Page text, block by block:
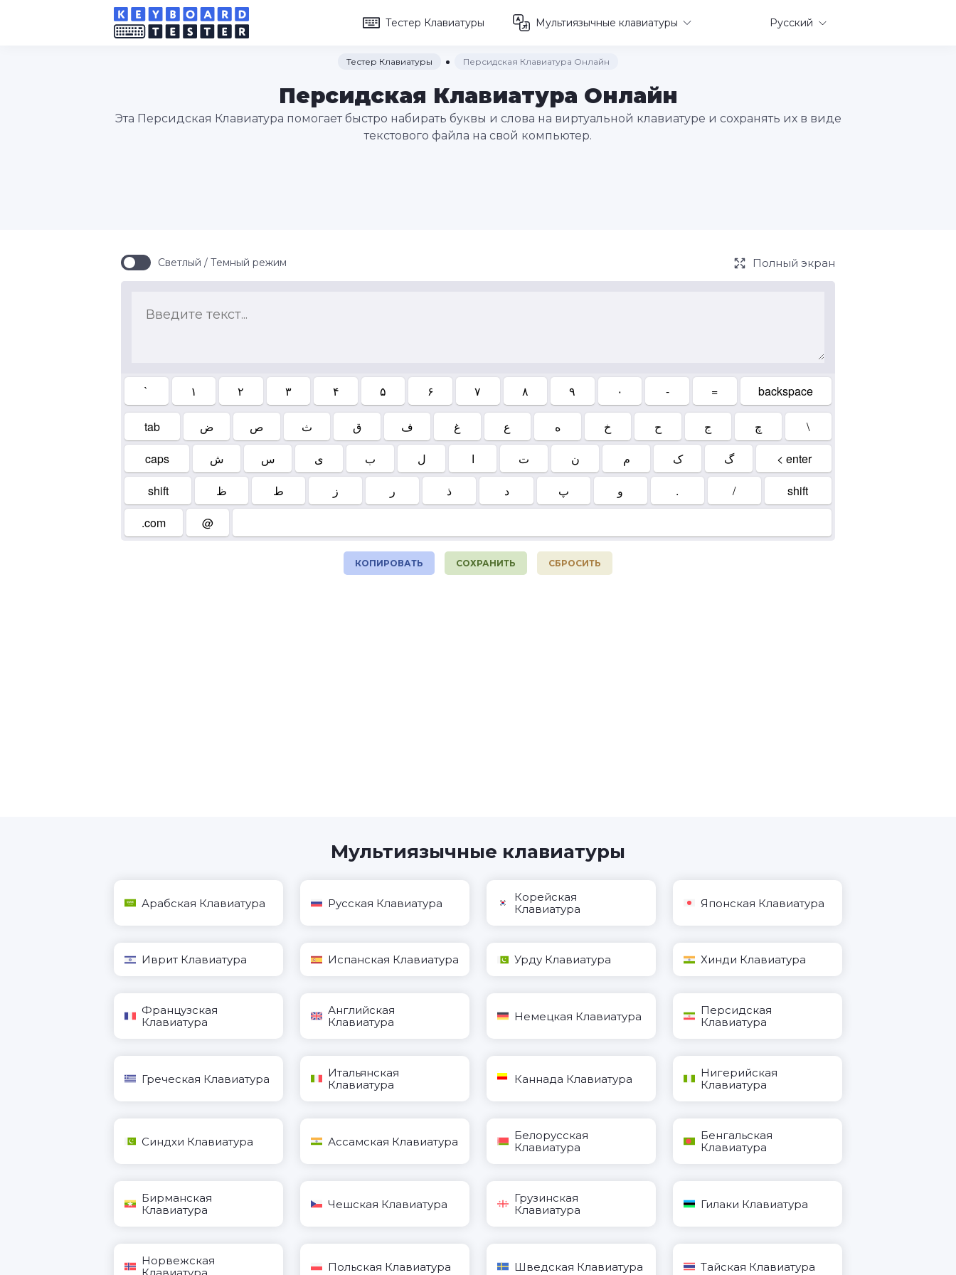
Тестер Клавиатуры Мультиязычные клавиатуры Русский
Тестер Клавиатуры Персидская Клавиатура Онлайн
Персидская Клавиатура Онлайн
Эта Персидская Клавиатура помогает быстро набирать буквы и слова на виртуальной клавиатуре и сохранять их в виде
текстового файла на свой компьютер.
Светлый / Темный режим Полный экран
` ۱ ۲ ۳ ۴ ۵ ۶ ۷ ۸ ۹ ۰ - = backspace
tab ض ص ث ق ف غ ع ه خ ح ج چ
\
caps
ش س ی ب ل ا ت ن م ک گ
< enter
shift
ظ ط ز ر ذ د پ و . /
shift
.com
@
КОПИРОВАТЬ СОХРАНИТЬ СБРОСИТЬ
Мультиязычные клавиатуры
Арабская Клавиатура Русская Клавиатура
Корейская
Клавиатура
Японская Клавиатура
Иврит Клавиатура Испанская Клавиатура Урду Клавиатура Хинди Клавиатура
Французская
Клавиатура
Английская
Клавиатура
Немецкая Клавиатура
Персидская
Клавиатура
Греческая Клавиатура
Итальянская
Клавиатура
Каннада Клавиатура
Нигерийская
Клавиатура
Синдхи Клавиатура Ассамская Клавиатура
Белорусская
Клавиатура
Бенгальская
Клавиатура
Бирманская
Клавиатура
Чешская Клавиатура
Грузинская
Клавиатура
Гилаки Клавиатура
Норвежская
Польская Клавиатура Шведская Клавиатура Тайская Клавиатура